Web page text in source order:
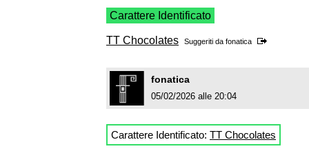
Carattere Identificato
TT Chocolates Suggeriti da fonatica
fonatica
05/02/2026 alle 20:04
Carattere Identificato: TT Chocolates